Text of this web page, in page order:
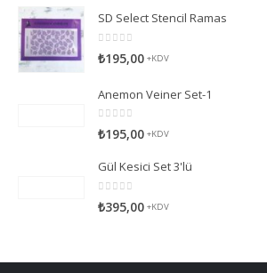
SD Select Stencil Ramas
0
₺195,00 +KDV
Anemon Veiner Set-1
0 5 üzerinden
₺195,00 +KDV
Gül Kesici Set 3'lü
0
₺395,00 +KDV